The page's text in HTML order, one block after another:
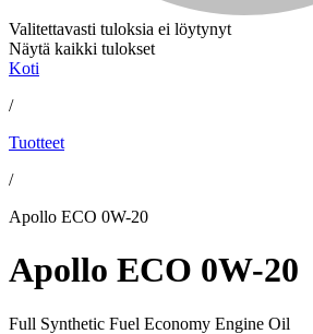
Valitettavasti tuloksia ei löytynyt
Näytä kaikki tulokset
Koti
/
Tuotteet
/
Apollo ECO 0W-20
Apollo ECO 0W-20
Full Synthetic Fuel Economy Engine Oil